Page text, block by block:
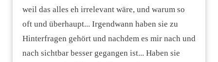
weil das alles eh irrelevant wäre, und warum so
oft und überhaupt... Irgendwann haben sie zu
Hinterfragen gehört und nachdem es mir nach und
nach sichtbar besser gegangen ist... Haben sie